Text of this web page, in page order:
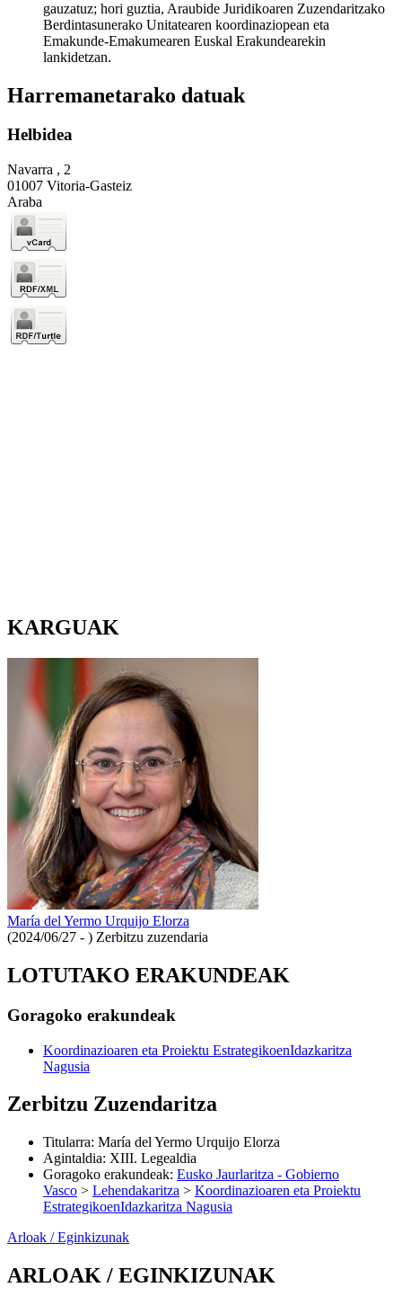
gauzatuz; hori guztia, Araubide Juridikoaren Zuzendaritzako
Berdintasunerako Unitatearen koordinaziopean eta
Emakunde-Emakumearen Euskal Erakundearekin
lankidetzan.
Harremanetarako datuak
Helbidea
Navarra , 2
01007 Vitoria-Gasteiz
Araba
KARGUAK
María del Yermo Urquijo Elorza
(2024/06/27 - ) Zerbitzu zuzendaria
LOTUTAKO ERAKUNDEAK
Goragoko erakundeak
Koordinazioaren eta Proiektu EstrategikoenIdazkaritza
Nagusia
Zerbitzu Zuzendaritza
Titularra: María del Yermo Urquijo Elorza
Agintaldia: XIII. Legealdia
Goragoko erakundeak: Eusko Jaurlaritza - Gobierno
Vasco > Lehendakaritza > Koordinazioaren eta Proiektu
EstrategikoenIdazkaritza Nagusia
Arloak / Eginkizunak
ARLOAK / EGINKIZUNAK